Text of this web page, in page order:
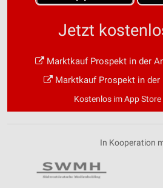
Jetzt
Marktkauf Prospekt in der
Marktkauf Prospekt in der
Kostenlos im App
In Kooperation